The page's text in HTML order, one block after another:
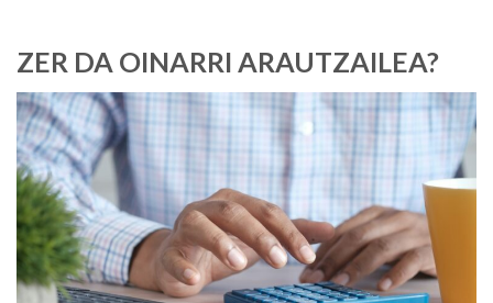
ZER DA OINARRI ARAUTZAILEA?